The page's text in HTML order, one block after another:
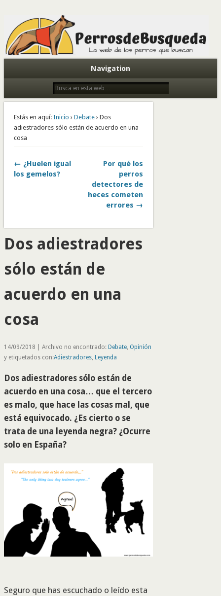
Todo sobre perros de búsqueda y detectores
Navigation
Estás en aquí: Inicio › Debate› Dos
adiestradores sólo están de acuerdo en una
cosa
← ¿Huelen igual
los gemelos?
Por qué los
perros
detectores de
heces cometen
errores →
Dos adiestradores
sólo están de
acuerdo en una
cosa
14/09/2018 | Archivo no encontrado: Debate, Opinión
y etiquetados con:Adiestradores, Leyenda
Dos adiestradores sólo están de
acuerdo en una cosa… que el tercero
es malo, que hace las cosas mal, que
está equivocado. ¿Es cierto o se
trata de una leyenda negra? ¿Ocurre
solo en España?
Seguro que has escuchado o leído esta